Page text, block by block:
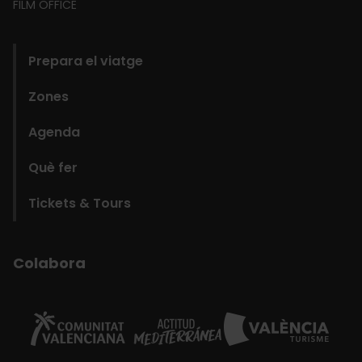
FILM OFFICE
Prepara el viatge
Zones
Agenda
Què fer
Tickets & Tours
Colabora